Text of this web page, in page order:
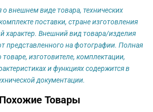
внешнем виде товара, технических
поставки, стране изготовления
характер. Внешний вид товара/изделия
представленного на фотографии. Полная
изготовителе, комплектации,
и функциях содержится в
документации.
Похожие Товары